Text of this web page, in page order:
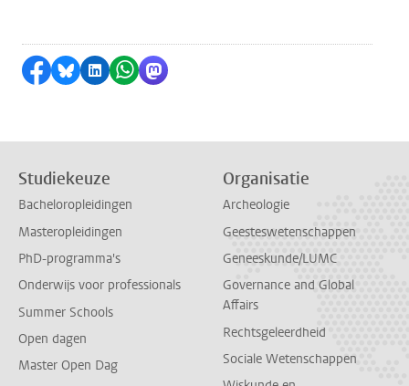
Delen op Facebook
Delen via Bluesky
Delen op LinkedIn
Delen via WhatsApp
Delen via Mastodon
Studiekeuze
Bacheloropleidingen
Masteropleidingen
PhD-programma's
Onderwijs voor professionals
Summer Schools
Open dagen
Master Open Dag
Organisatie
Archeologie
Geesteswetenschappen
Geneeskunde/LUMC
Governance and Global
Affairs
Rechtsgeleerdheid
Sociale Wetenschappen